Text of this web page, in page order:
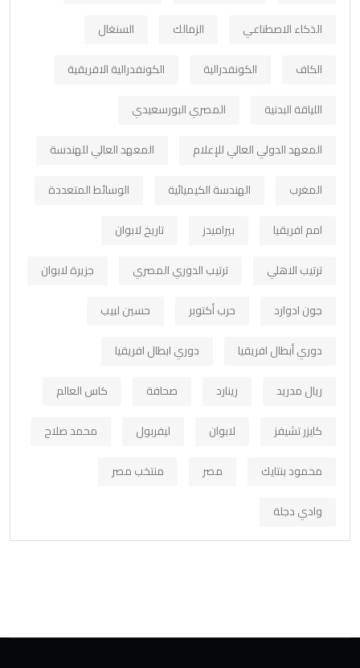
الذكاء الاصطناعي
الزمالك
السنغال
الكاف
الكونفدرالية
الكونفدرالية الافريقية
اللياقة البدنية
المصري البورسعيدي
المعهد الدولي العالي للإعلام
المعهد العالي للهندسة
المغرب
الهندسة الكيميائية
الوسائط المتعددة
امم افريقيا
بيراميدز
تاريخ لابوان
ترتيب الاهلي
ترتيب الدوري المصري
جزيرة لابوان
جون ادوارد
حرب أكتوبر
حسين لبيب
دوري أبطال افريقيا
دوري ابطال افريقيا
ريال مدريد
رينارد صحافة
كاس العالم
كايزر تشيفز
لابوان ليفربول
محمد صلاح
محمود بنتايك
مصر
منتخب مصر
وادي دجلة